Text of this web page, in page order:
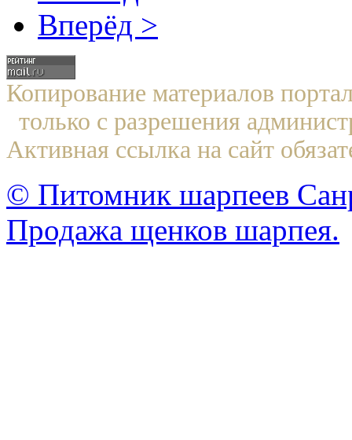
Вперёд >
Копирование материалов
только с разрешения
Активная ссылка на сайт
© Питомник шарпеев
Продажа щенков шарпея.